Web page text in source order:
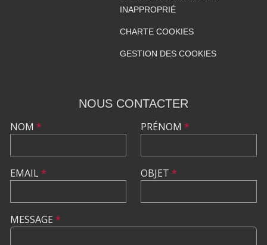
INAPPROPRIÉ
CHARTE COOKIES
GESTION DES COOKIES
NOUS CONTACTER
NOM *
EMAIL*
PRÉNOM *
OBJET *
MESSAGE *